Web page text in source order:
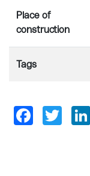
Place of
construction
Tags